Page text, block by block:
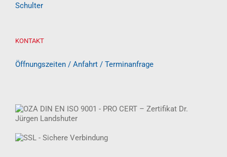
Schulter
KONTAKT
Öffnungszeiten / Anfahrt / Terminanfrage